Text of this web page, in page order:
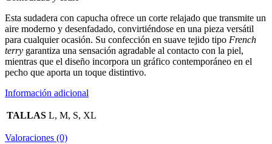
Esta sudadera con capucha ofrece un corte relajado que transmite un
aire moderno y desenfadado, convirtiéndose en una pieza versátil
para cualquier ocasión. Su confección en suave tejido tipo French
terry garantiza una sensación agradable al contacto con la piel,
mientras que el diseño incorpora un gráfico contemporáneo en el
pecho que aporta un toque distintivo.
Información adicional
TALLAS L, M, S, XL
Valoraciones (0)